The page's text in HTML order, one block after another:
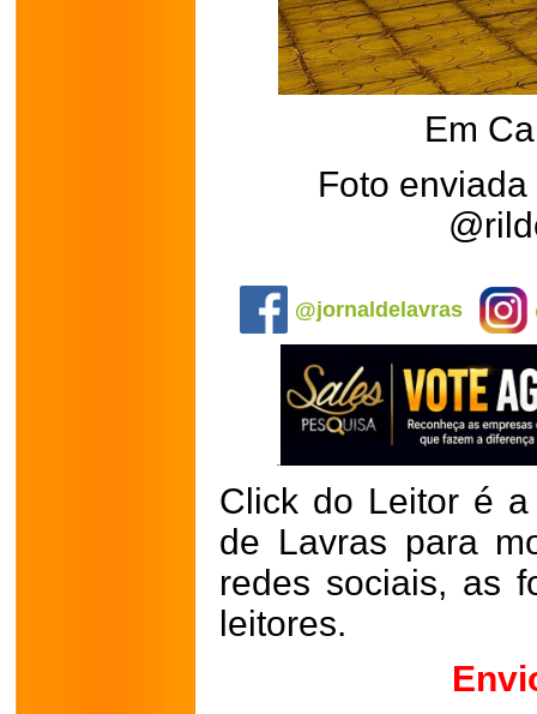
Em
Foto
@jornaldelavras
Click do Leitor é
de Lavras para
redes sociais, as
leitores.